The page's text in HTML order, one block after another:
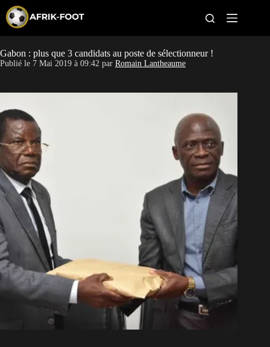
p
o
c
n
e
CAN féminine
Paris sportifs
Gabon : plus que 3 candidats au poste de sélectionneur !
Publié le 7 Mai 2019 à 09:42 par Romain Lantheaume